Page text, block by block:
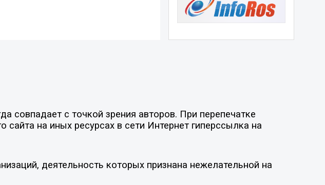
совпадает с точкой зрения авторов. При перепечатке
на иных ресурсах в сети Интернет гиперссылка на
деятельность которых признана нежелательной на